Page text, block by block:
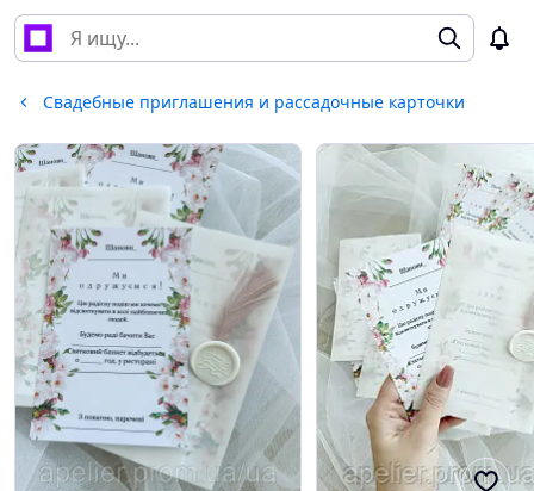
Свадебные приглашения и рассадочные карточки